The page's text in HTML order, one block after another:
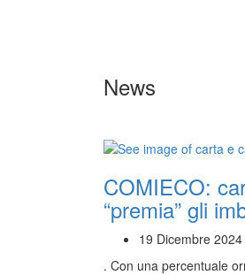
News
COMIECO:
“premia” gli
19 Dicembre 2024
. Con una percentuale